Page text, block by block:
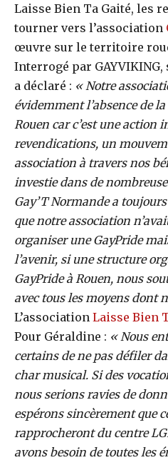
Laisse Bien Ta Gaité, les
tourner vers l’association
œuvre sur le territoire
Interrogé par
a déclaré : « Notre
évidemment l’absence de
Rouen car c’est une action
revendications, un
association à travers nos
investie dans de
Gay’T Normande a
que notre association
organiser une GayPride
l’avenir, si une structure
GayPride à Rouen, nous
avec tous les moyens dont
L’association Laisse Bien
Pour Géraldine : « Nous
certains de ne pas défiler
char musical. Si des
nous serions ravies de
espérons sincèrement que
rapprocheront du centre
avons besoin de toutes les